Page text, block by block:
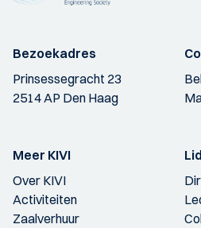
Bezoekadres
Prinsessegracht 23
2514 AP Den Haag
Meer KIVI
Over KIVI
Activiteiten
Zaalverhuur